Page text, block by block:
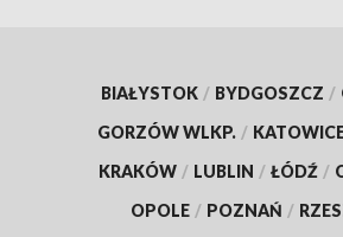
BIAŁYSTOK / BYDGOSZCZ /
GORZÓW WLKP. /
KRAKÓW / LUBLIN / ŁÓDŹ /
OPOLE / POZNAŃ /